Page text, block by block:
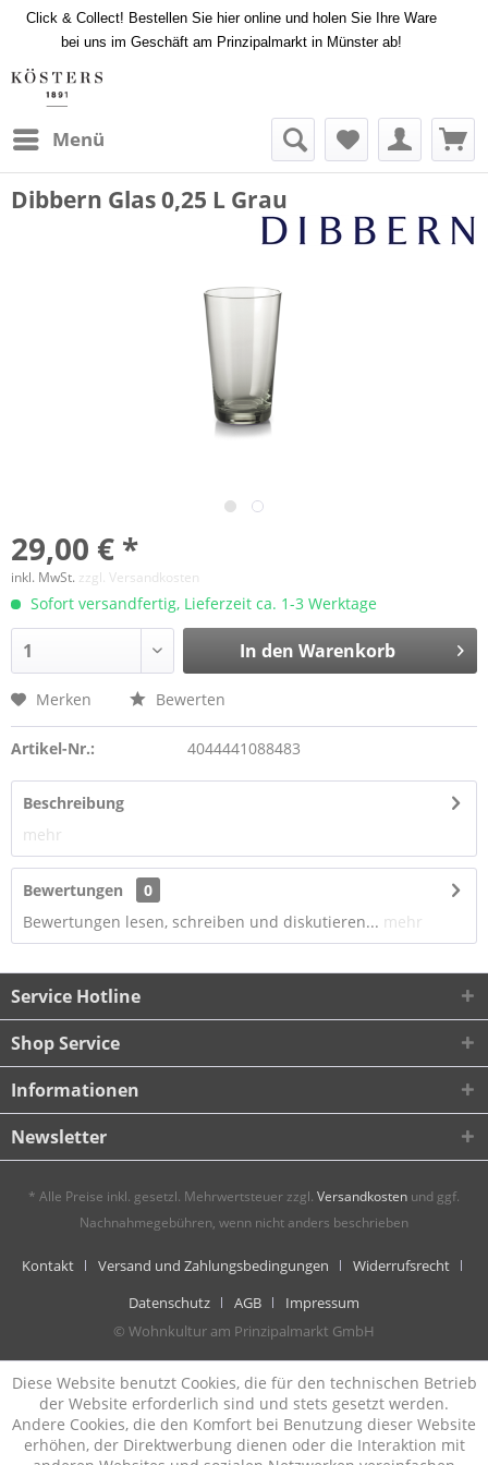
Click & Collect! Bestellen Sie hier online und holen Sie Ihre Ware
bei uns im Geschäft am Prinzipalmarkt in Münster ab!
Menü
Dibbern Glas 0,25 L Grau
29,00 € *
inkl. MwSt. zzgl. Versandkosten
Sofort versandfertig, Lieferzeit ca. 1-3 Werktage
In den Warenkorb
Merken Bewerten
Artikel-Nr.: 4044441088483
Beschreibung
mehr
Bewertungen
0
Bewertungen lesen, schreiben und diskutieren... mehr
Service Hotline
Shop Service
Informationen
Newsletter
* Alle Preise inkl. gesetzl. Mehrwertsteuer zzgl. Versandkosten und ggf.
Nachnahmegebühren, wenn nicht anders beschrieben
Kontakt Versand und Zahlungsbedingungen
Widerrufsrecht
Datenschutz
AGB
Impressum
© Wohnkultur am Prinzipalmarkt GmbH
Diese Website benutzt Cookies, die für den technischen Betrieb
der Website erforderlich sind und stets gesetzt werden.
Andere Cookies, die den Komfort bei Benutzung dieser Website
erhöhen, der Direktwerbung dienen oder die Interaktion mit